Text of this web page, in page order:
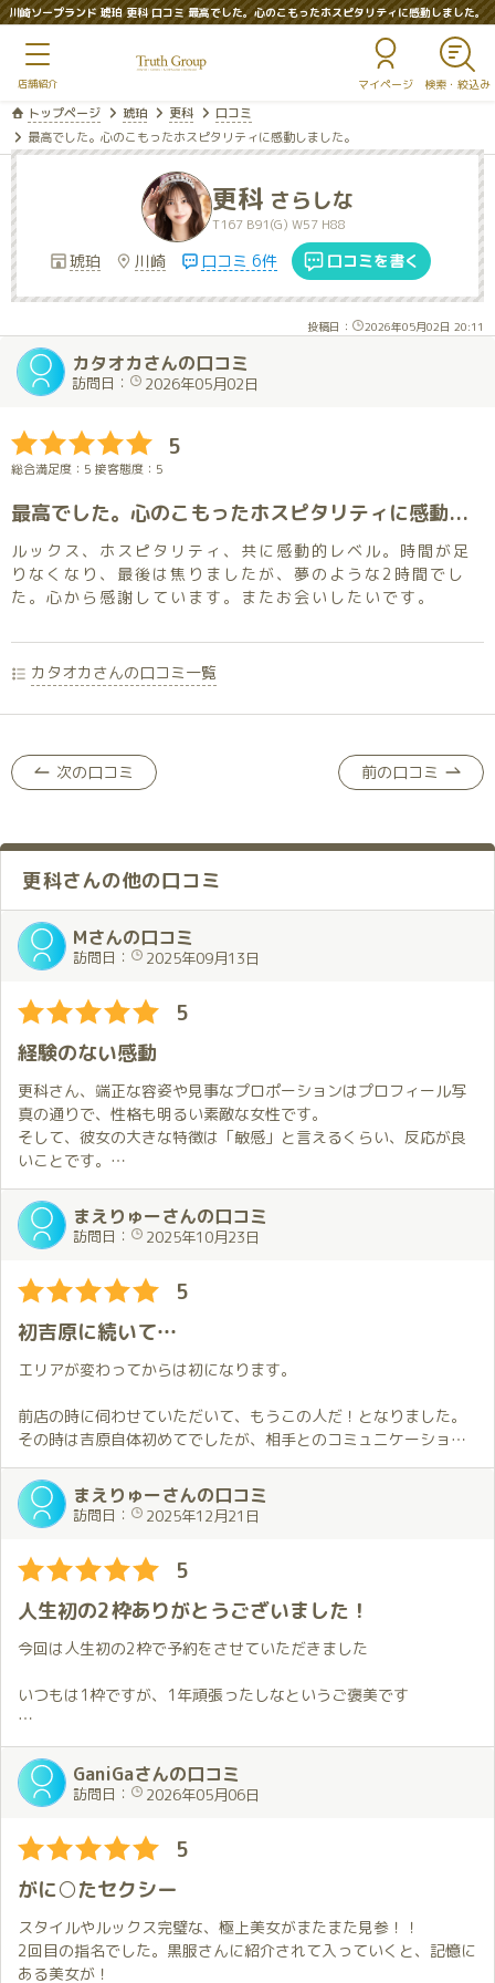
川崎ソープランド 琥珀 更科 口コミ 最高でした。心のこもったホスピタリティに感動しました。
マイページ
トップページ 琥珀 更科
口コミ
最高でした。心のこもったホスピタリティに感動しました。
更科 さらしな
T167 B91(G) W57 H88
琥珀 川崎 口コミ 6件 口コミを書く
投稿日： 2026年05月02日 20:11
カタオカさんの口コミ
訪問日： 2026年05月02日
5
総合満足度：5 接客態度：5
最高でした。心のこもったホスピタリティに感動しました。
ルックス、ホスピタリティ、共に感動的レベル。時間が足
りなくなり、最後は焦りましたが、夢のような2時間でし
た。心から感謝しています。またお会いしたいです。
カタオカさんの口コミ一覧
次の口コミ 前の口コミ
更科さんの他の口コミ
Mさんの口コミ
訪問日： 2025年09月13日
5
経験のない感動
更科さん、端正な容姿や見事なプロポーションはプロフィール写
真の通りで、性格も明るい素敵な女性です。
そして、彼女の大きな特徴は「敏感」と言えるくらい、反応が良
いことです。
私の拙い愛撫で波立つと、すぐさま大きなうねりに包まれます。
こちらが圧倒されるくらいの反応のあと、何度も繰り返し大波に
襲われて、高みに登ってゆきます。体制を変えてもうねりは続
き、私を強く引き寄せながら言葉にならない声を発して、また上
り詰めてゆくのです。もちろん、その後の攻守ところを変えたテ
クも一級品です。
経験したことのない充足感と高揚感に満たされたひと時でした。
まえりゅーさんの口コミ
訪問日： 2025年10月23日
5
初吉原に続いて…
エリアが変わってからは初になります。
前店の時に伺わせていただいて、もうこの人だ！となりました。
その時は吉原自体初めてでしたが、相手とのコミュニケーション
や癒しを大切にされている方なので、すごく居心地が良いのが最
高です。
という訳で吉原童貞に続いて、川崎童貞も更科さんで卒業しまし
た。多分更科さんがいなければ琥珀さんには行ってなかったか
も…笑
最終枠で川崎駅から送迎でしたが、意外と近くてビックリしまし
た。
廊下突き当たりを右に曲がったら、更科さんが待ってくれていま
した。
部屋のゴージャスさと広さに圧倒されつつ、近況報告と競馬の予
想の話で会話が弾みます。
前回訪れた際、更科さんの予報で宝塚記念勝たせてもらったの
で、そのお礼をお渡ししました。
プレイに関しては、更科さんの最高なところは、感度の良さと相
手のしたい事を間違えないところです。
◯スが好きなので、最初はほぼずっと◯ス笑
その後、お互い触りっこしつつ、感度の良さから更科さんが敏感
に感じる姿は、さらに興奮を高めてくれます。その流れでそのま
まえりゅーさんの口コミ
訪問日： 2025年12月21日
5
人生初の2枠ありがとうございました！
今回は人生初の2枠で予約をさせていただきました
いつもは1枠ですが、1年頑張ったしなというご褒美です
コスプレで競泳水着をお願いしました(前回頼むのを忘れていたの
で、今回はちゃんとお願いしました)
送迎してもらい、いざ対面するとワンピース越しに競泳水着がち
らっと…興奮が止まりません
2ヶ月ぶりの来訪に加えて、2枠なので最初から余裕を持って楽し
む事ができました
熱い抱擁からの濃厚なキス
鏡に競泳水着が映りながらのキスはエロすぎましたね…
GaniGaさんの口コミ
訪問日： 2026年05月06日
5
がに○たセクシー
スタイルやルックス完璧な、極上美女がまたまた見参！！
2回目の指名でした。黒服さんに紹介されて入っていくと、記憶に
ある美女が！